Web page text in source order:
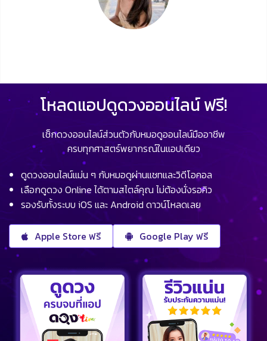
โหลดแอปดูดวงออนไลน์ ฟรี!
เช็กดวงออนไลน์ส่วนตัวกับหมอดูออนไลน์มืออาชีพ
ครบทุกศาสตร์พยากรณ์ในแอปเดียว
ดูดวงออนไลน์แม่น ๆ กับหมอดูผ่านแชทและวิดีโอคอล
เลือกดูดวง Online ได้ตามสไตล์คุณ ไม่ต้องนั่งรอคิว
รองรับทั้งระบบ iOS และ Android ดาวน์โหลดเลย
Apple Store ฟรี Google Play ฟรี